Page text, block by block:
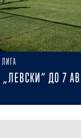
ДО 7